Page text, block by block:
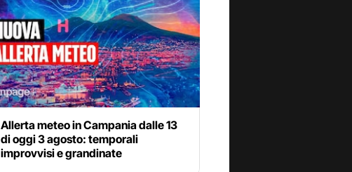
Allerta meteo in Campania dalle 13
di oggi 3 agosto: temporali
improvvisi e grandinate